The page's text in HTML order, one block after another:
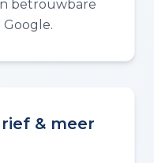
betrouwbare
& meer